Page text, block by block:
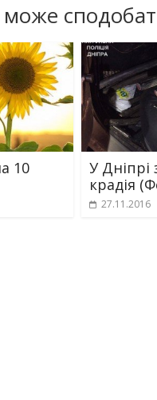
10
У Дніпрі
крадія
27.11.2016